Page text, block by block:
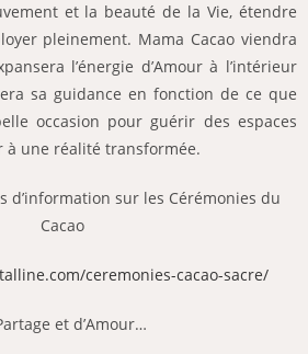
et la beauté de la Vie, étendre
pleinement. Mama Cacao viendra
l’énergie d’Amour à l’intérieur
sa guidance en fonction de ce que
occasion pour guérir des espaces
à une réalité transformée.
d’information sur les Cérémonies du
Cacao
ceremonies-cacao-sacre/
et d’Amour…